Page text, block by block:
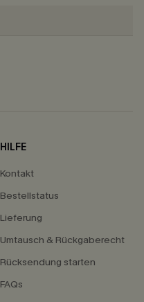
HILFE
Kontakt
Bestellstatus
Lieferung
Umtausch & Rückgaberecht
Rücksendung starten
FAQs